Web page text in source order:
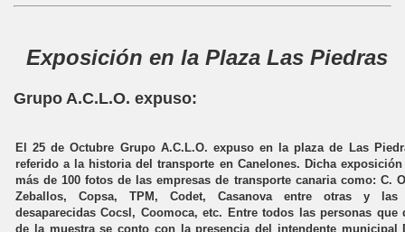
Exposición en la Plaza Las Piedras
Grupo A.C.L.O. expuso:
El 25 de Octubre Grupo A.C.L.O. expuso en la plaza de Las
referido a la historia del transporte en Canelones. Dicha
más de 100 fotos de las empresas de transporte canaria como: C.
Zeballos, Copsa, TPM, Codet, Casanova entre otras y las
desaparecidas Cocsl, Coomoca, etc. Entre todos las personas que
de la muestra se conto con la presencia del intendente municipal